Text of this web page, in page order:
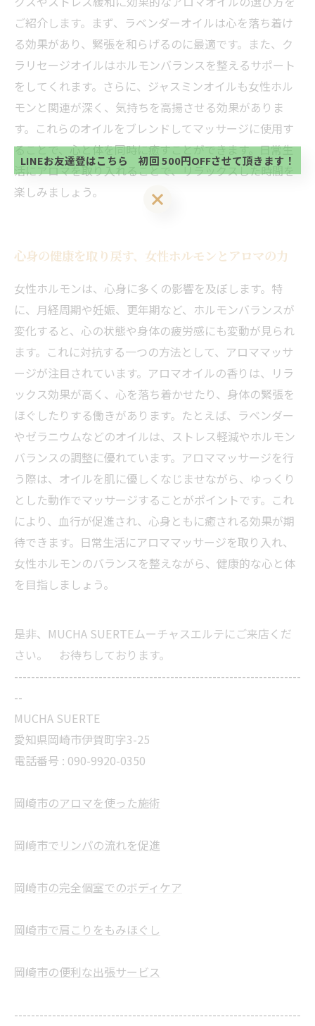
ご紹介します。まず、ラベンダーオイルは心を落ち着け
る効果があり、緊張を和らげるのに最適です。また、ク
ラリセージオイルはホルモンバランスを整えるサポート
をしてくれます。さらに、ジャスミンオイルも女性ホル
モンと関連が深く、気持ちを高揚させる効果がありま
す。これらのオイルをブレンドしてマッサージに使用す
ることで、心と体を同時に癒すことができます。日常生
活にアロマを取り入れることで、リラックスした時間を
楽しみましょう。
心身の健康を取り戻す、女性ホルモンとアロマの力
女性ホルモンは、心身に多くの影響を及ぼします。特
に、月経周期や妊娠、更年期など、ホルモンバランスが
変化すると、心の状態や身体の疲労感にも変動が見られ
ます。これに対抗する一つの方法として、アロママッサ
ージが注目されています。アロマオイルの香りは、リラ
ックス効果が高く、心を落ち着かせたり、身体の緊張を
ほぐしたりする働きがあります。たとえば、ラベンダー
やゼラニウムなどのオイルは、ストレス軽減やホルモン
バランスの調整に優れています。アロママッサージを行
う際は、オイルを肌に優しくなじませながら、ゆっくり
とした動作でマッサージすることがポイントです。これ
により、血行が促進され、心身ともに癒される効果が期
待できます。日常生活にアロママッサージを取り入れ、
女性ホルモンのバランスを整えながら、健康的な心と体
を目指しましょう。
是非、MUCHA SUERTEムーチャスエルテにご来店くだ
さい。 お待ちしております。
--------------------------------------------------------------------
--
MUCHA SUERTE
愛知県岡崎市伊賀町字3-25
電話番号 : 090-9920-0350
岡崎市のアロマを使った施術
岡崎市でリンパの流れを促進
岡崎市の完全個室でのボディケア
岡崎市で肩こりをもみほぐし
岡崎市の便利な出張サービス
--------------------------------------------------------------------
当サロンの公式LINE@にお友達登録頂いたお客様は
初回 500円OFFさせて頂きます。 既に 追加済の
方、不必要な方 お手数ですが、✖印でお閉じ下さ
い。
LINEお友達登はこちら 初回 500円OFFさせて頂きます！
当サロンの公式LINE@にお友達登録頂いたお客様は
初回 500円OFFさせて頂きます。 既に 追加済の
方、不必要な方 お手数ですが、✖印でお閉じ下さ
い。
LINEお友達登はこちら 初回 500円OFFさせて頂きます！